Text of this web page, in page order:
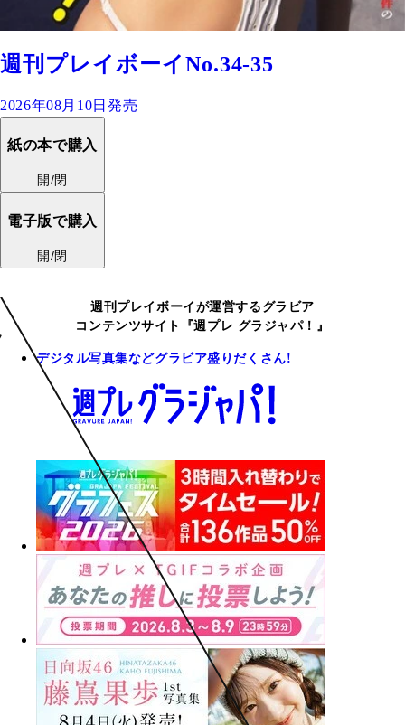
週刊プレイボーイNo.34-35
2026年08月10日発売
紙の本で購入
開/閉
電子版で購入
開/閉
週刊プレイボーイが運営するグラビア
コンテンツサイト『週プレ グラジャパ！』
デジタル写真集などグラビア盛りだくさん!